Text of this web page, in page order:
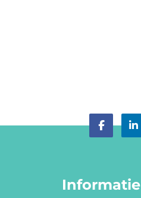
Informatie